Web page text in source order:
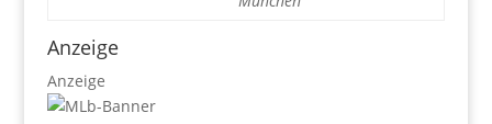
Anzeige
Anzeige